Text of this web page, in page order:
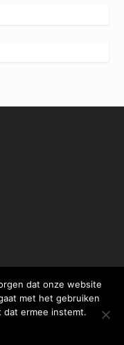
dat onze website
met het gebruiken
dat ermee instemt.